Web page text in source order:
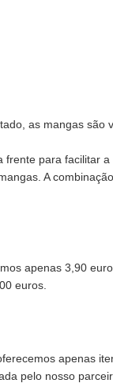
as mangas são
para facilitar
A
apenas 3,90
euros.
apenas
pelo nosso